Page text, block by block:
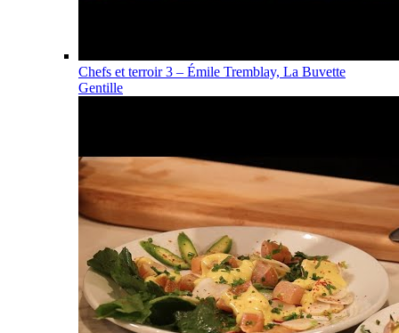
Chefs et terroir 3 – Émile Tremblay, La Buvette
Gentille